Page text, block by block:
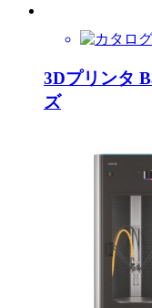
3Dプリンタ
ズ